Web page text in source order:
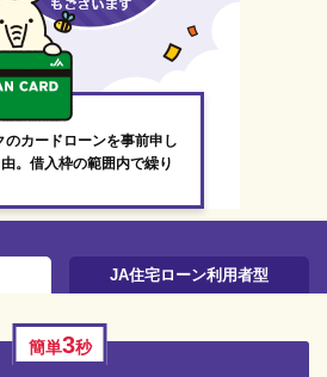
カードローンを事前申し
。借入枠の範囲内で繰り
JA住宅ローン利用者型
簡単3秒